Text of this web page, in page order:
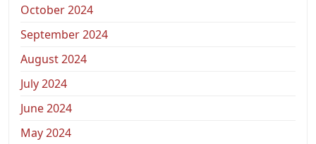
October 2024
September 2024
August 2024
July 2024
June 2024
May 2024